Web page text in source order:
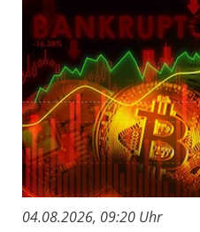
04.08.2026, 09:20 Uhr